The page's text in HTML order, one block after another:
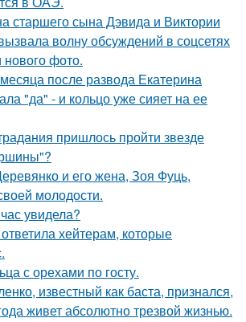
старшего сына Дэвида и Виктории
волну обсуждений в соцсетях
нового фото.
после развода Екатерина
"да" - и кольцо уже сияет на ее
пришлось пройти звезде
и его жена, Зоя Фуць,
молодости.
увидела?
хейтерам, которые
с орехами по госту.
известный как баста, признался,
живет абсолютно трезвой жизнью.